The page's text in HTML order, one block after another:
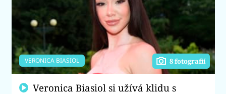
VERONICA BIASIOL 8 fotografií